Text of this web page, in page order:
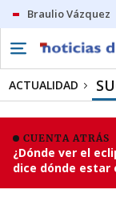
Braulio Vázquez
ACTUALIDAD
CUENTA ATRÁS
¿Dónde ver el
dice dónde estar